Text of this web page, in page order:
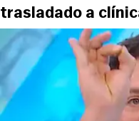
trasladado a